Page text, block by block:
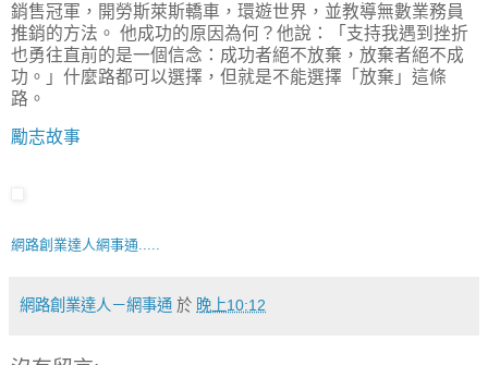
銷售冠軍，開勞斯萊斯轎車，環遊世界，並教導無數業務員
推銷的方法。 他成功的原因為何？他說：「支持我遇到挫折
也勇往直前的是一個信念：成功者絕不放棄，放棄者絕不成
功。」什麼路都可以選擇，但就是不能選擇「放棄」這條
路。
勵志故事
網路創業達人網事通.....
網路創業達人－網事通 於 晚上10:12